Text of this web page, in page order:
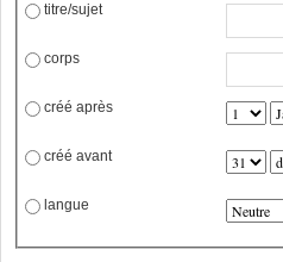
titre/sujet
corps
créé après
créé avant
langue